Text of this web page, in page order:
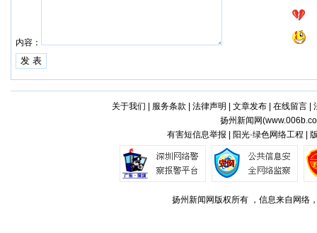
内容：
关于我们 服务条款 法律声明 文章发布| 在线留言|
扬州新闻网(
有害短信息举报 | 阳光·绿色网络工程 |
扬州新闻网版权所有 ，信息来自网络